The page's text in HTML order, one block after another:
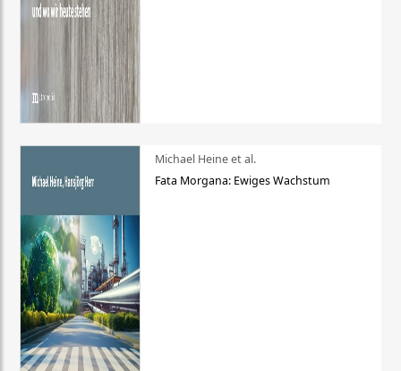
Michael Heine et al.
Fata Morgana: Ewiges Wachstum